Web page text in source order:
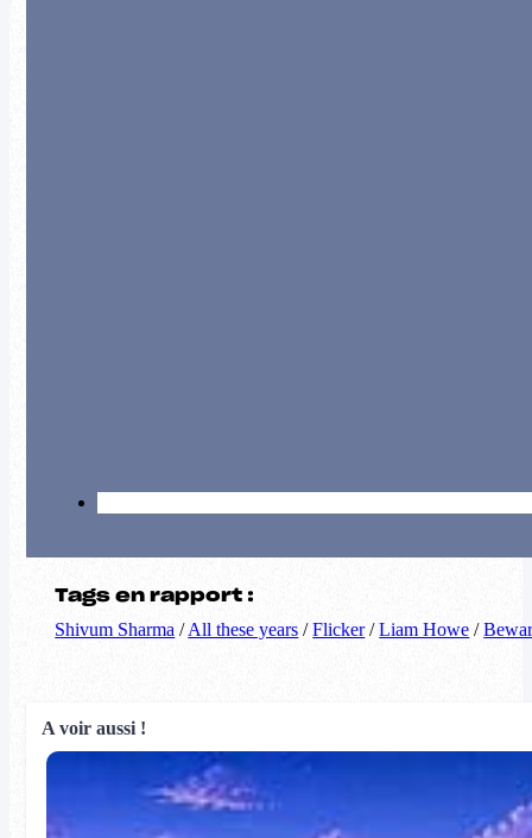
Tags en rapport :
Shivum Sharma /All these years /Flicker/Liam Howe /
A voir aussi !